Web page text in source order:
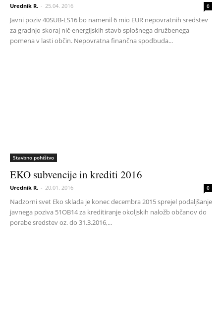
Urednik R. - 25.04. 2016 0
Javni poziv 40SUB-LS16 bo namenil 6 mio EUR nepovratnih sredstev
za gradnjo skoraj nič-energijskih stavb splošnega družbenega
pomena v lasti občin. Nepovratna finančna spodbuda...
Stavbno pohištvo
EKO subvencije in krediti 2016
Urednik R. - 20.01. 2016 0
Nadzorni svet Eko sklada je konec decembra 2015 sprejel podaljšanje
javnega poziva 51OB14 za kreditiranje okoljskih naložb občanov do
porabe sredstev oz. do 31.3.2016,...